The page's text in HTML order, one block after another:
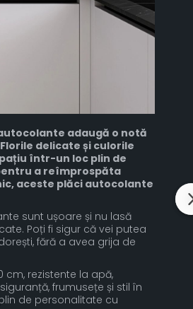
adaugă o notă
delicate și culorile
într-un loc plin de
a reîmprospăta
aceste plăci autocolante
sunt ușoare și nu lasă
Poți fi sigur că vei putea
fără a avea grija de
cm, rezistente la apă,
frumusețe și stil în
de personalitate cu